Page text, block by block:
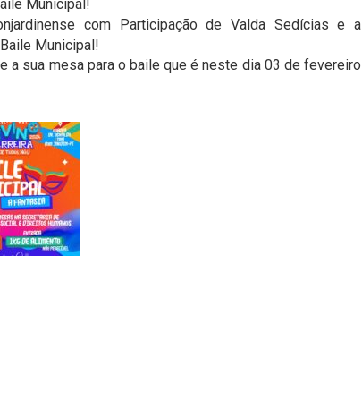
Municipal!
com Participação de Valda Sedícias e a
Municipal!
a sua mesa para o baile que é neste dia 03 de fevereiro